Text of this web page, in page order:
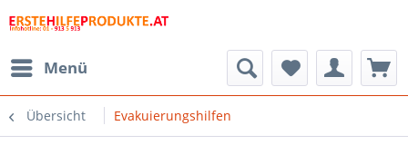
Menü
Übersicht Evakuierungshilfen